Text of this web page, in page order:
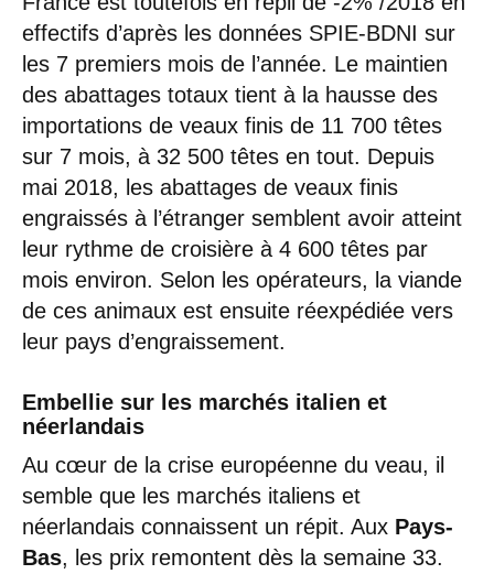
effectifs d’après les données SPIE-BDNI sur
les 7 premiers mois de l’année. Le maintien
des abattages totaux tient à la hausse des
importations de veaux finis de 11 700 têtes
sur 7 mois, à 32 500 têtes en tout. Depuis
mai 2018, les abattages de veaux finis
engraissés à l’étranger semblent avoir atteint
leur rythme de croisière à 4 600 têtes par
mois environ. Selon les opérateurs, la viande
de ces animaux est ensuite réexpédiée vers
leur pays d’engraissement.
Embellie sur les marchés italien et
néerlandais
Au cœur de la crise européenne du veau, il
semble que les marchés italiens et
néerlandais connaissent un répit. Aux Pays-
Bas, les prix remontent dès la semaine 33.